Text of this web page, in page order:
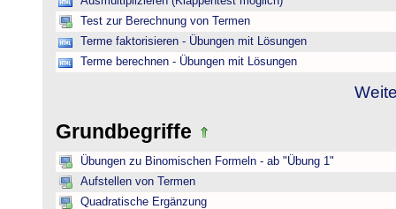
Test zur Berechnung von Termen
Terme faktorisieren - Übungen mit Lösungen
Terme berechnen - Übungen mit Lösungen
Grundbegriffe
Übungen zu Binomischen Formeln - ab "Übung 1"
Aufstellen von Termen
Quadratische Ergänzung